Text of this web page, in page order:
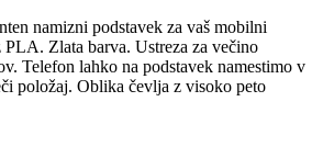
namizni podstavek za vaš mobilni
PLA. Zlata barva. Ustreza za večino
Telefon lahko na podstavek namestimo v
položaj. Oblika čevlja z visoko peto